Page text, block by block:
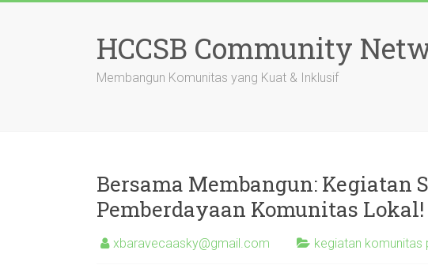
HCCSB Community
Membangun Komunitas yang Kuat & Inklusif
Bersama Membangun: Kegiatan
Pemberdayaan Komunitas Lokal!
xbaravecaasky@gmail.com kegiatan komunitas